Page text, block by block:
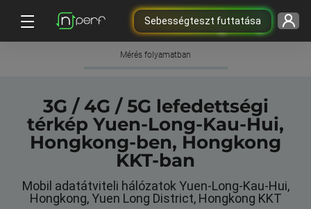
Sebességteszt futtatása
Mérés folyamatban
3G / 4G / 5G lefedettségi
térkép Yuen-Long-Kau-Hui,
Hongkong-ben, Hongkong
KKT-ban
Mobil adatátviteli hálózatok Yuen-Long-Kau-Hui,
Hongkong, Yuen Long District, Hongkong KKT